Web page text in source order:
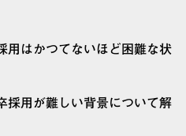
用はかつてないほど困難な状
採用が難しい背景について解